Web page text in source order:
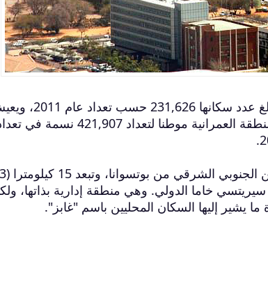
غابورون أو غابوروني هي عاصمة دولة بوتسوانا وأكبر مدنها وبلغ عدد سكانها
بها حوالي 10٪ من مجموع السكان في بوتسوانا. وتشكل المنطقة العمرانية موطنا لتعداد 421,907 نسمة
تقع غابورون بين تلال
خاما الدولي. وهي منطقة إدارية بذاتها،
يشير إليها السكان المحليين باسم "غابز".